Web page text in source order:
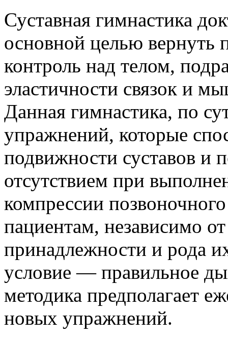
Суставная гимнастика
основной целью вернуть
контроль над телом,
эластичности связок и
Данная гимнастика, по
упражнений, которые
подвижности суставов и
отсутствием при
компрессии
пациентам, независимо
принадлежности и рода
условие — правильное
методика предполагает
новых упражнений.